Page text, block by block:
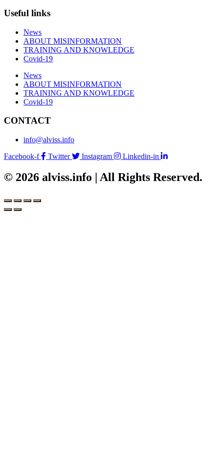
Useful links
News
ABOUT MISINFORMATION
TRAINING AND KNOWLEDGE
Covid-19
News
ABOUT MISINFORMATION
TRAINING AND KNOWLEDGE
Covid-19
CONTACT
info@alviss.info
Facebook-f
Twitter Instagram Linkedin-in
© 2026 alviss.info | All Rights Reserved.